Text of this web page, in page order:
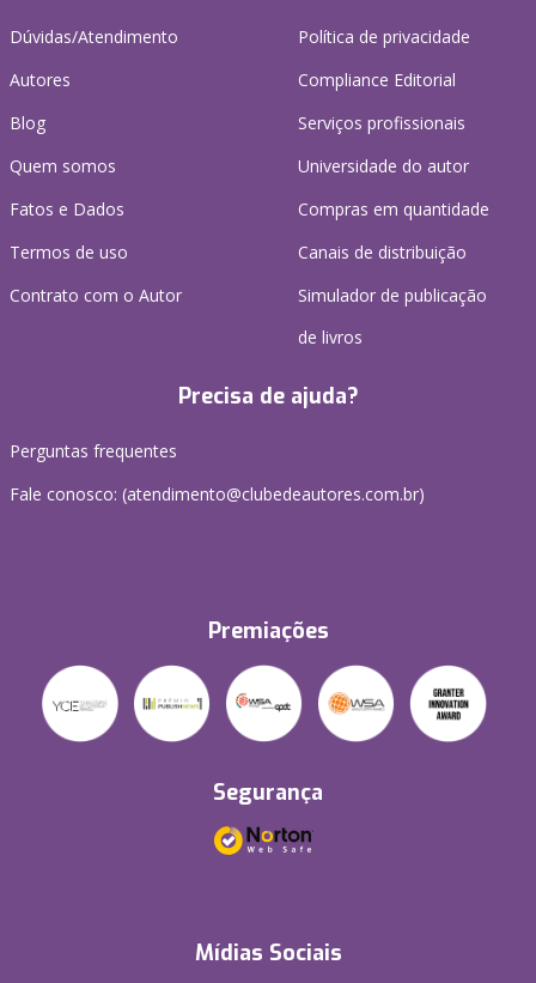
Dúvidas/Atendimento
Autores
Blog
Quem somos
Fatos e Dados
Termos de uso
Contrato com o Autor
Política de privacidade
Compliance Editorial
Serviços profissionais
Universidade do autor
Compras em quantidade
Canais de distribuição
Simulador de publicação
de livros
Precisa de ajuda?
Perguntas frequentes
Fale conosco: (atendimento@clubedeautores.com.br)
Premiações
Segurança
Mídias Sociais